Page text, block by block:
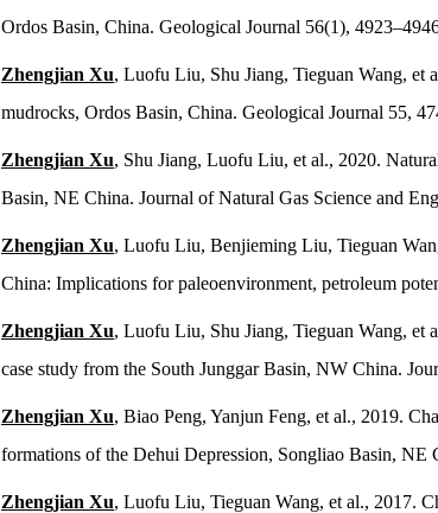
Ordos Basin, China. Geological Journal 56(1),
Zhengjian Xu, Luofu Liu, Shu Jiang, Tieguan Wang, et
mudrocks, Ordos Basin, China. Geological Journal 55,
Zhengjian Xu, Shu Jiang, Luofu Liu, et al., 2020.
Basin, NE China. Journal of Natural Gas Science and
Zhengjian Xu, Luofu Liu, Benjieming Liu, Tieguan
China: Implications for paleoenvironment, petroleum
Zhengjian Xu, Luofu Liu, Shu Jiang, Tieguan Wang, et
case study from the South Junggar Basin, NW China.
Zhengjian Xu, Biao Peng, Yanjun Feng, et al., 2019.
formations of the Dehui Depression, Songliao Basin, NE
Zhengjian Xu, Luofu Liu, Tieguan Wang, et al., 2017.